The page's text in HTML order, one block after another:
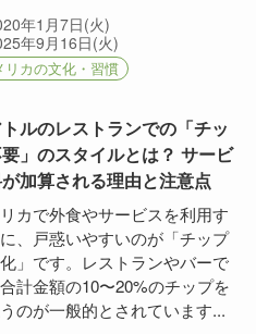
年1月7日(火)
年9月16日(火)
リカの文化・習慣
ルのレストランでの「チッ
」のスタイルとは？ サービ
加算される理由と注意点
カで外食やサービスを利用す
、戸惑いやすいのが「チップ
」です。レストランやバーで
計金額の10〜20%のチップを
のが一般的とされています...